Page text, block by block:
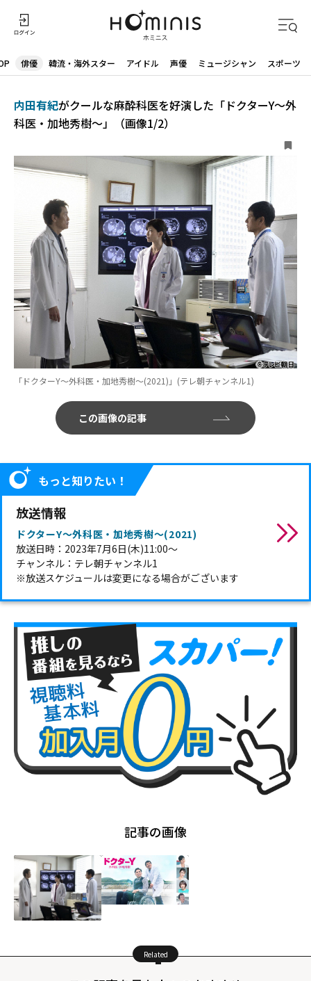
俳優 韓流・海外スター アイドル 声優 ミュージシャン スポーツ
内田有紀がクールな麻酔科医を好演した「ドクターY～外
科医・加地秀樹～」（画像1/2）
「ドクターY～外科医・加地秀樹～(2021)」(テレ朝チャンネル1)
この画像の記事
もっと知りたい！
放送情報
ドクターY～外科医・加地秀樹～(2021)
放送日時：2023年7月6日(木)11:00～
チャンネル：テレ朝チャンネル1
※放送スケジュールは変更になる場合がございます
記事の画像
Related